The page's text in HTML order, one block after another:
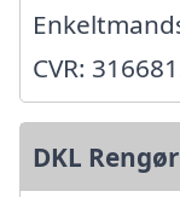
CVR:
DKL